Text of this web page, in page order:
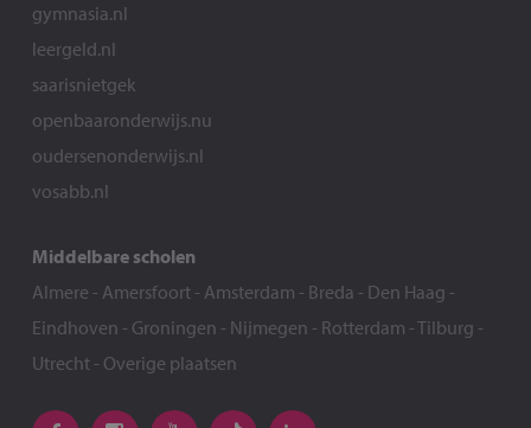
gymnasia.nl
leergeld.nl
saarisnietgek
openbaaronderwijs.nu
oudersenonderwijs.nl
vosabb.nl
Middelbare scholen
Almere - Amersfoort- Amsterdam - Breda - Den Haag -
Eindhoven - Groningen - Nijmegen - Rotterdam -Tilburg -
Utrecht- Overige plaatsen